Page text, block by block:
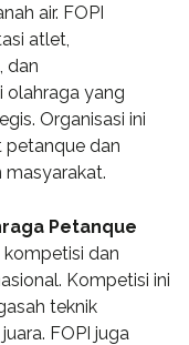
air. FOPI
atlet,
dan
olahraga yang
Organisasi ini
dan
masyarakat.
Petanque
dan
Kompetisi ini
teknik
FOPI juga